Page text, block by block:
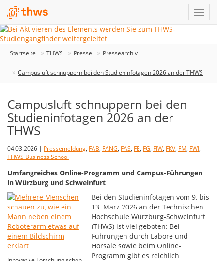
Startseite THWS Presse Pressearchiv
Campusluft schnuppern bei den Studieninfotagen 2026 an der THWS
Campusluft schnuppern bei den
Studieninfotagen 2026 an der
THWS
04.03.2026 | Pressemeldung, FAB, FANG, FAS, FE, FG, FIW, FKV, FM, FWI,
THWS Business School
Umfangreiches Online-Programm und Campus-Führungen
in Würzburg und Schweinfurt
Bei den Studieninfotagen vom 9. bis
13. März 2026 an der Technischen
Hochschule Würzburg-Schweinfurt
(THWS) ist viel geboten: Bei
Führungen durch Labore und
Hörsäle sowie beim Online-
Programm gibt es reichlich